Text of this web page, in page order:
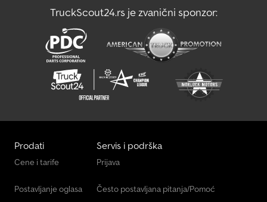
TruckScout24.rs je zvanični sponzor:
Prodati
Cene i tarife
Postavljanje oglasa
Servis i podrška
Prijava
Često postavljana pitanja/Pomoć